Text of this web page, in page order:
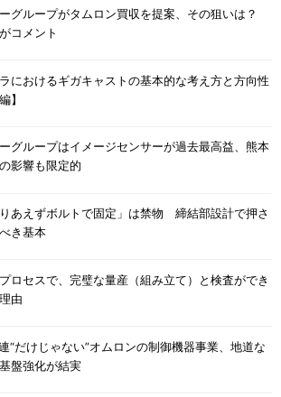
グループがタムロン買収を提案、その狙いは？
コメント
におけるギガキャストの基本的な考え方と方向性
】
グループはイメージセンサーが過去最高益、熊本
影響も限定的
りあえずボルトで固定」は禁物 締結部設計で押さ
き基本
ロセスで、完璧な量産（組み立て）と検査ができ
由
“だけじゃない”オムロンの制御機器事業、地道な
盤強化が結実